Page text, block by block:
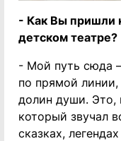
- Как Вы пришли
детском театре?
- Мой путь сюда
по прямой линии,
долин души. Это,
который звучал
сказках,